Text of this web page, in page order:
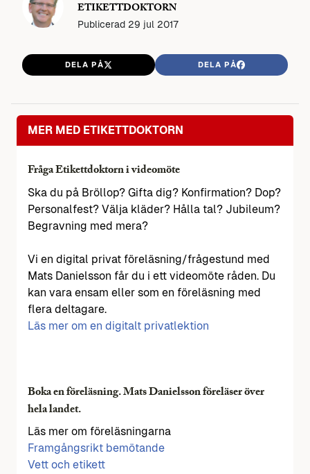
ETIKETTDOKTORN
Publicerad 29 jul 2017
DELA PÅ DELA PÅ
MER MED ETIKETTDOKTORN
Fråga Etikettdoktorn i videomöte
Ska du på Bröllop? Gifta dig? Konfirmation? Dop?
Personalfest? Välja kläder? Hålla tal? Jubileum?
Begravning med mera?
Vi en digital privat föreläsning/frågestund med
Mats Danielsson får du i ett videomöte råden. Du
kan vara ensam eller som en föreläsning med
flera deltagare.
Läs mer om en digitalt privatlektion
Boka en föreläsning. Mats Danielsson föreläser över
hela landet.
Läs mer om föreläsningarna
Framgångsrikt bemötande
Vett och etikett